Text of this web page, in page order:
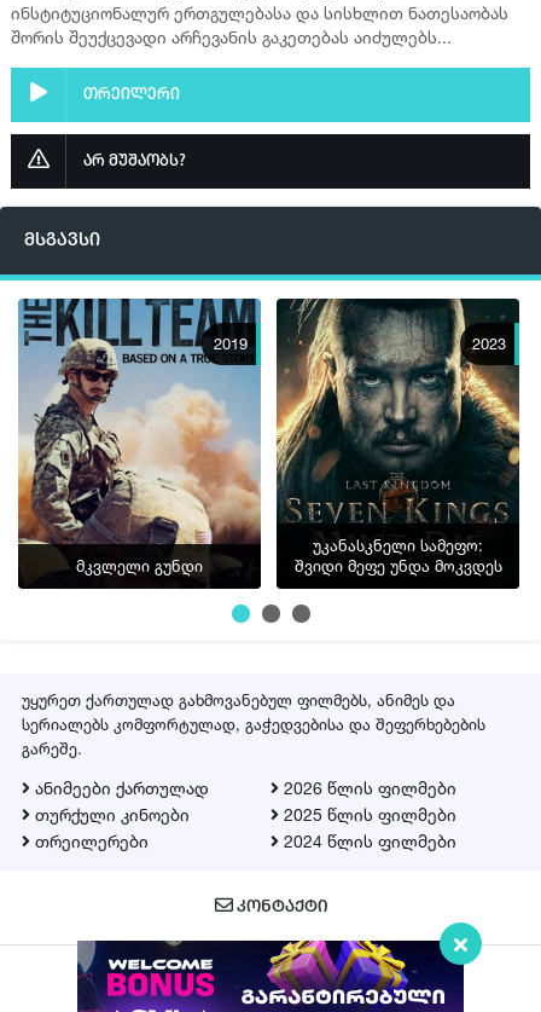
ინსტიტუციონალურ ერთგულებასა და სისხლით ნათესაობას
შორის შეუქცევადი არჩევანის გაკეთებას აიძულებს...
თრეილერი
არ მუშაობს?
მსგავსი
2019
მკვლელი გუნდი
2023
უკანასკნელი სამეფო:
შვიდი მეფე უნდა მოკვდეს
უყურეთ ქართულად გახმოვანებულ ფილმებს, ანიმეს და
სერიალებს კომფორტულად, გაჭედვებისა და შეფერხებების
გარეშე.
ანიმეები ქართულად
თურქული კინოები
თრეილერები
2026 წლის ფილმები
2025 წლის ფილმები
2024 წლის ფილმები
ᲙᲝᲜᲢᲐᲥᲢᲘ